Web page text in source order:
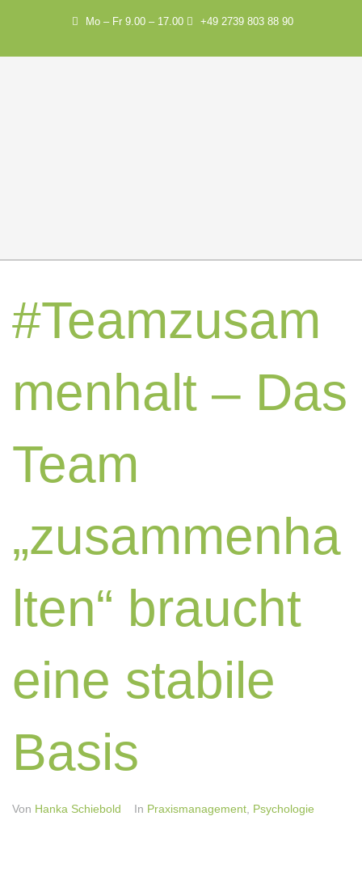
Mo – Fr 9.00 – 17.00 +49 2739 803 88 90
#Teamzusam
menhalt – Das
Team
„zusammenha
lten“ braucht
eine stabile
Basis
Von Hanka Schiebold In Praxismanagement Psychologie